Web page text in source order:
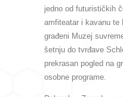
jedno od futurističkih
amfiteatar i kavanu te
građeni Muzej
šetnju do tvrđave
prekrasan pogled na
osobne programe.